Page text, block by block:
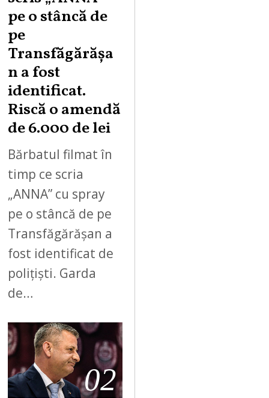
pe o stâncă de
pe
Transfăgărășa
n a fost
identificat.
Riscă o amendă
de 6.000 de lei
Bărbatul filmat în
timp ce scria
„ANNA” cu spray
pe o stâncă de pe
Transfăgărășan a
fost identificat de
polițiști. Garda
de…
02